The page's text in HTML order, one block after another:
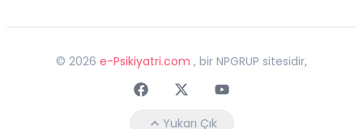
© 2026 e-Psikiyatri.com , bir NPGRUP sitesidir,
FaceebokTwitterYoutube
Yukarı Çık